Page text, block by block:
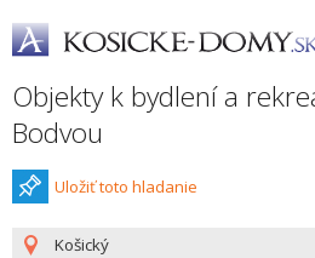
Objekty k bydlení a
Bodvou
Uložiť toto hladanie
Košický